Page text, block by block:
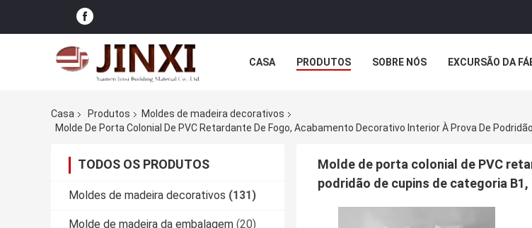
CASA PRODUTOS SOBRE NÓS EXCURSÃO DA
Casa Produtos
Moldes de madeira decorativos
Molde De Porta Colonial De PVC Retardante De Fogo, Acabamento Decorativo Interior À Prova De
TODOS OS PRODUTOS
Moldes de madeira decorativos (131)
Molde de madeira da embalagem (20)
Molde de porta colonial de PVC
podridão de cupins de categoria B1,